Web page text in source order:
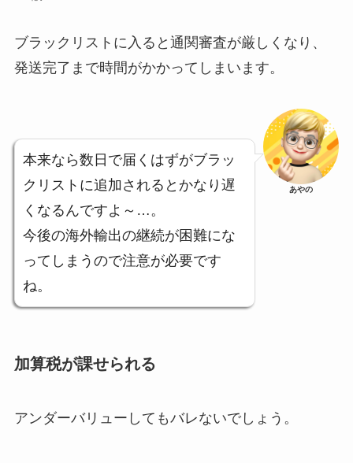
ブラックリストに入ると通関審査が厳しくなり、
発送完了まで時間がかかってしまいます。
本来なら数日で届くはずがブラッ
クリストに追加されるとかなり遅
くなるんですよ～…。
今後の海外輸出の継続が困難にな
ってしまうので注意が必要です
ね。
あやの
加算税が課せられる
アンダーバリューしてもバレないでしょう。